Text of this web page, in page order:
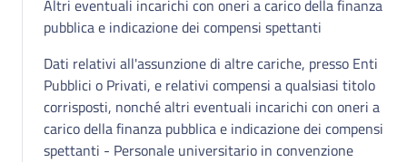
Altri eventuali incarichi con oneri a carico della finanza
pubblica e indicazione dei compensi spettanti
Dati relativi all'assunzione di altre cariche, presso Enti
Pubblici o Privati, e relativi compensi a qualsiasi titolo
corrisposti, nonché altri eventuali incarichi con oneri a
carico della finanza pubblica e indicazione dei compensi
spettanti - Personale universitario in convenzione